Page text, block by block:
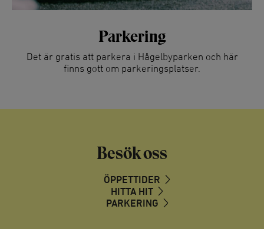
Parkering
Det är gratis att parkera i Hågelbyparken och här
finns gott om parkeringsplatser.
Besök oss
ÖPPETTIDER
HITTA HIT
PARKERING